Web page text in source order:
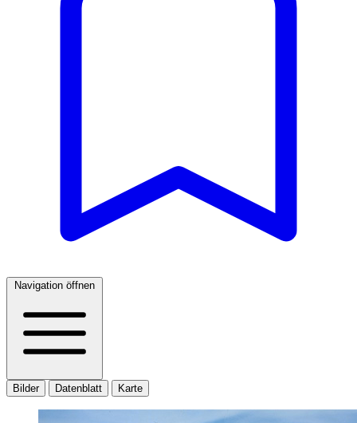
Navigation öffnen
Bilder Datenblatt Karte